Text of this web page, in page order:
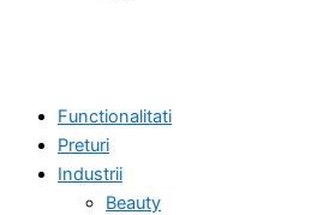
Functionalitati
Preturi
Industrii
Beauty